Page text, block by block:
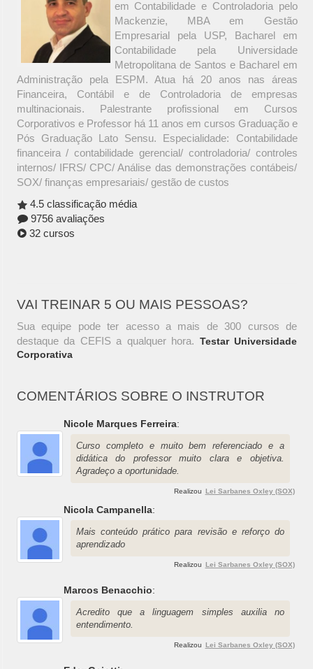
em Contabilidade e Controladoria pelo
Mackenzie, MBA em Gestão
Empresarial pela USP, Bacharel em
Contabilidade pela Universidade
Metropolitana de Santos e Bacharel em
Administração pela ESPM. Atua há 20 anos nas áreas
Financeira, Contábil e de Controladoria de empresas
multinacionais. Palestrante profissional em Cursos
Corporativos e Professor há 11 anos em cursos Graduação e
Pós Graduação Lato Sensu. Especialidade: Contabilidade
financeira / contabilidade gerencial/ controladoria/ controles
internos/ IFRS/ CPC/ Análise das demonstrações contábeis/
SOX/ finanças empresariais/ gestão de custos
4.5 classificação média
9756 avaliações
32 cursos
VAI TREINAR 5 OU MAIS PESSOAS?
Sua equipe pode ter acesso a mais de 300 cursos de
destaque da CEFIS a qualquer hora. Testar Universidade
Corporativa
COMENTÁRIOS SOBRE O INSTRUTOR
Nicole Marques Ferreira:
Curso completo e muito bem referenciado e a
didática do professor muito clara e objetiva.
Agradeço a oportunidade.
Realizou Lei Sarbanes Oxley (SOX)
Nicola Campanella:
Mais conteúdo prático para revisão e reforço do
aprendizado
Realizou Lei Sarbanes Oxley (SOX)
Marcos Benacchio:
Acredito que a linguagem simples auxilia no
entendimento.
Realizou Lei Sarbanes Oxley (SOX)